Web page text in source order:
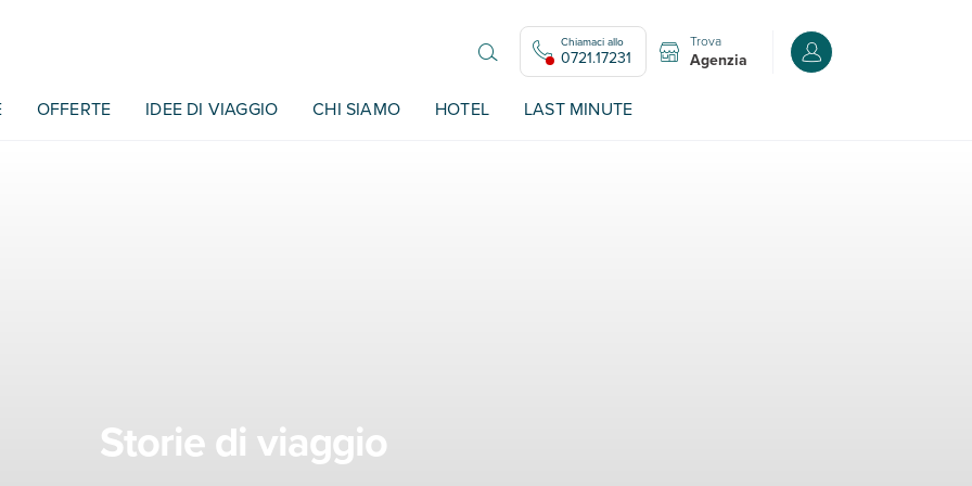
Chiamaci allo
0721.17231
Trova
Agenzia Accedi o registrati
OFFERTE IDEE DI VIAGGIO CHI SIAMO HOTEL LAST MINUTE
Storie di viaggio